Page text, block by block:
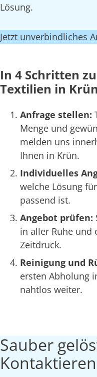
Lösung.
Jetzt unverbindliches
In 4 Schritten
Textilien in Krün
Anfrage stellen:
Menge und
melden uns
Ihnen in Krün.
Individuelles
welche Lösung
passend ist.
Angebot prüfen:
in aller Ruhe und
Zeitdruck.
Reinigung und
ersten Abholung
nahtlos weiter.
Sauber